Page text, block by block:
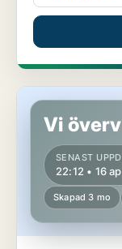
Butikslokal i
Vi
SENAST
22:12 • 16
Skapad 3 mo